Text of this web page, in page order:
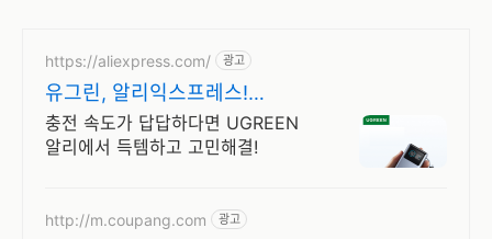
https://aliexpress.com/ 광고
유그린, 알리익스프레스!
UGREEN 충전기 알리
충전 속도가 답답하다면 UGREEN
알리에서 득템하고 고민해결!
http://m.coupang.com 광고